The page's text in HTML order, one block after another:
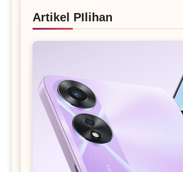
Artikel PIlihan